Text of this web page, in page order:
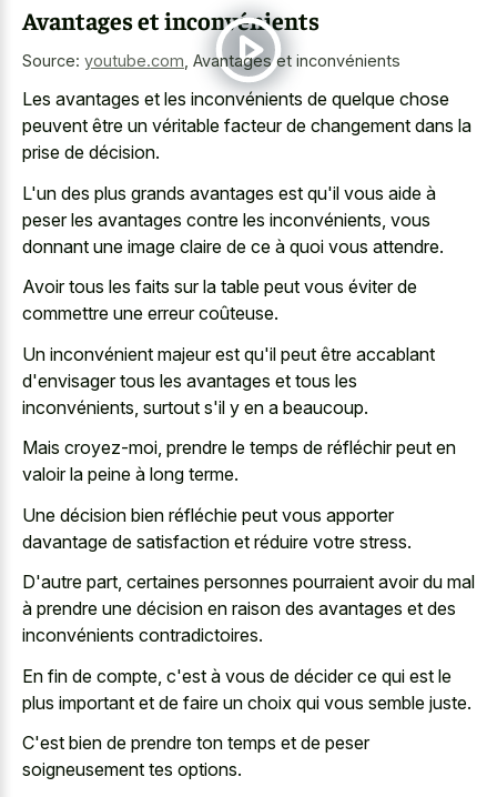
Avantages et inconvénients
Source: youtube.com Avantages et inconvénients
Les avantages et les inconvénients de quelque chose
peuvent être un véritable facteur de changement dans la
prise de décision.
L'un des plus grands avantages est qu'il vous aide à
peser les avantages contre les inconvénients, vous
donnant une image claire de ce à quoi vous attendre.
Avoir tous les faits sur la table peut vous éviter de
commettre une erreur coûteuse.
Un inconvénient majeur est qu'il peut être accablant
d'envisager tous les avantages et tous les
inconvénients, surtout s'il y en a beaucoup.
Mais croyez-moi, prendre le temps de réfléchir peut en
valoir la peine à long terme.
Une décision bien réfléchie peut vous apporter
davantage de satisfaction et réduire votre stress.
D'autre part, certaines personnes pourraient avoir du mal
à prendre une décision en raison des avantages et des
inconvénients contradictoires.
En fin de compte, c'est à vous de décider ce qui est le
plus important et de faire un choix qui vous semble juste.
C'est bien de prendre ton temps et de peser
soigneusement tes options.